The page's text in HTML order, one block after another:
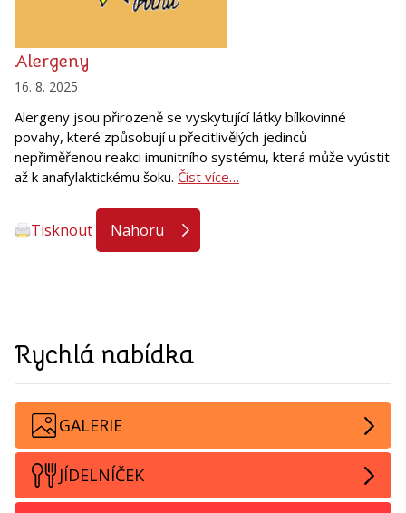
Alergeny
16. 8. 2025
Alergeny jsou přirozeně se vyskytující látky bílkovinné
povahy, které způsobují u přecitlivělých jedinců
nepřiměřenou reakci imunitního systému, která může vyústit
až k anafylaktickému šoku. Číst více…
Tisknout Nahoru
Rychlá nabídka
GALERIE
JÍDELNÍČEK